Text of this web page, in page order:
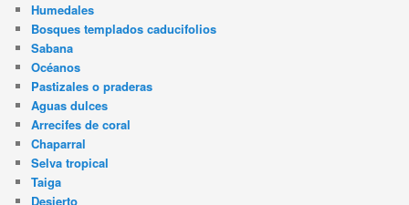
Humedales
Bosques templados caducifolios
Sabana
Océanos
Pastizales o praderas
Aguas dulces
Arrecifes de coral
Chaparral
Selva tropical
Taiga
Desierto